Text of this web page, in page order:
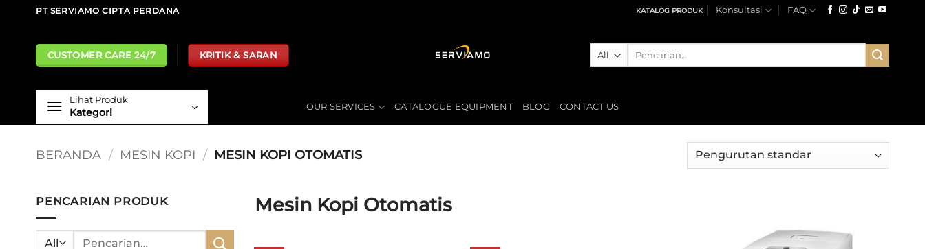
content
PT SERVIAMO CIPTA PERDANA KATALOG PRODUK Konsultasi FAQ
CUSTOMER CARE 24/7 KRITIK & SARAN
Pencarian
Lihat Produk
Kategori OUR SERVICES CATALOGUE EQUIPMENT BLOG CONTACT US
BERANDA / MESIN KOPI / MESIN KOPI OTOMATIS
PENCARIAN PRODUK
Pencarian
Mesin Kopi Otomatis